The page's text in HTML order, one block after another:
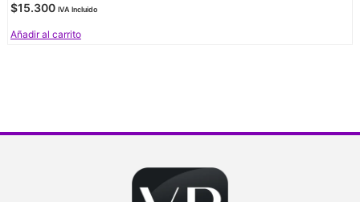
$15.300 IVA Incluido
Añadir al carrito